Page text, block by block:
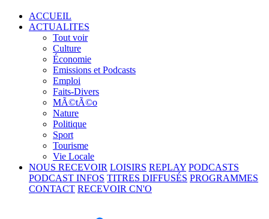
ACCUEIL
ACTUALITES
Tout voir
Culture
Économie
Emissions et Podcasts
Emploi
Faits-Divers
MÃ©tÃ©o
Nature
Politique
Sport
Tourisme
Vie Locale
NOUS RECEVOIR LOISIRS REPLAY PODCASTS
PODCAST INFOS TITRES DIFFUSÉS PROGRAMMES
CONTACT RECEVOIR CN'O